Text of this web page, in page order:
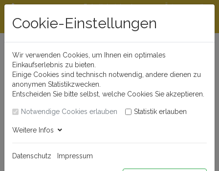
Beratungshotline
0721 - 830 777 0
Rabattstaffeln ab
300 €
Öffnungszeiten
Cookie-Einstellungen
Wir verwenden Cookies, um Ihnen ein optimales
Einkaufserlebnis zu bieten.
Einige Cookies sind technisch notwendig, andere dienen zu
anonymen Statistikzwecken.
Entscheiden Sie bitte selbst, welche Cookies Sie akzeptieren.
Notwendige Cookies erlauben Statistik erlauben
Weitere Infos
Datenschutz Impressum